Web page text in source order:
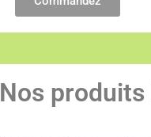
Nos